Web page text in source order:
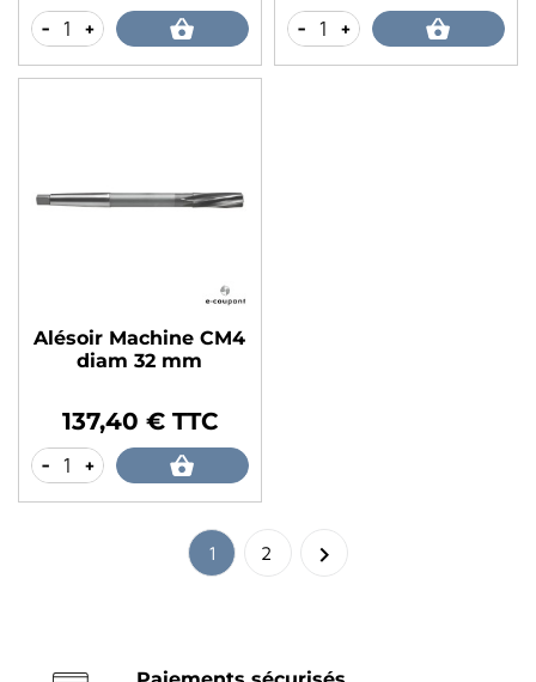
- + - +
Alésoir Machine CM4
diam 32 mm
Prix137,40 € TTC
- +
1 2 